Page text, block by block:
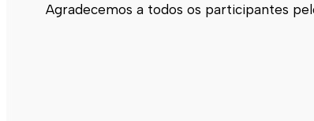
Agradecemos a todos os participantes